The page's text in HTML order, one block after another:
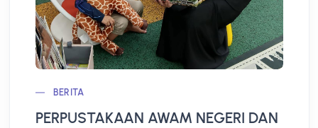
BERITA
PERPUSTAKAAN AWAM NEGERI DAN